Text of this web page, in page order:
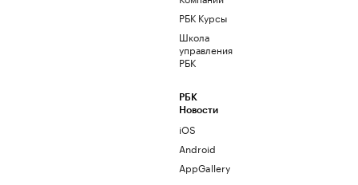
РБК Курсы
Школа
управления
РБК
РБК
Новости
iOS
Android
AppGallery